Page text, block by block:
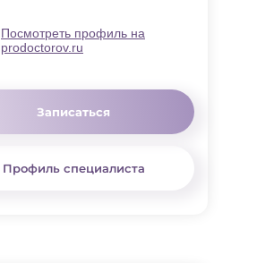
Посмотреть профиль на
prodoctorov.ru
Профиль специалиста
Записаться